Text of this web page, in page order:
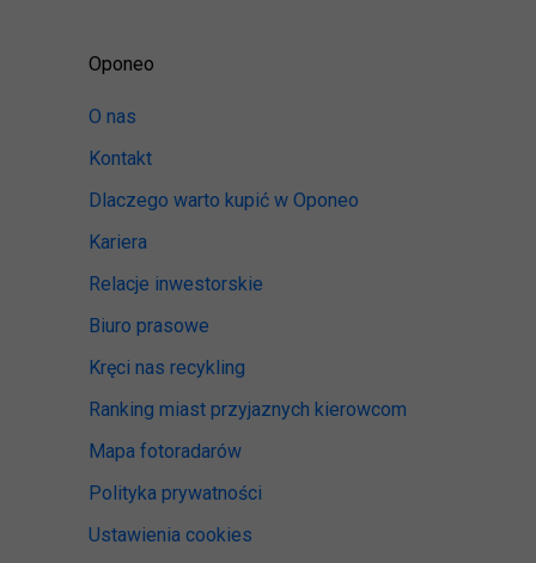
Oponeo
O nas
Kontakt
Dlaczego warto kupić w Oponeo
Kariera
Relacje inwestorskie
Biuro prasowe
Kręci nas recykling
Ranking miast przyjaznych kierowcom
Mapa fotoradarów
Polityka prywatności
Ustawienia cookies